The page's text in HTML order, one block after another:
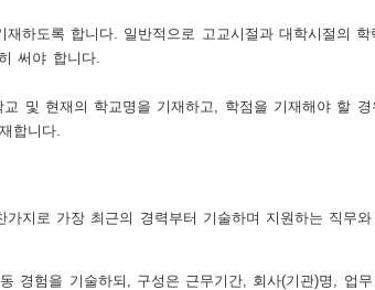
재하도록 합니다. 일반적으로 고교시절과 대학시절의
써야 합니다.
및 현재의 학교명을 기재하고, 학점을 기재해야 할
합니다.
가지로 가장 최근의 경력부터 기술하며 지원하는 직무
경험을 기술하되, 구성은 근무기간, 회사(기관)명, 업